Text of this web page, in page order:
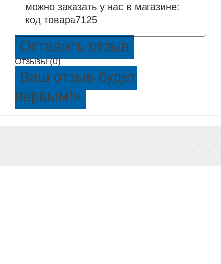
можно заказать у нас в магазине:
код товара7125
Оставить отзыв
Отзывы (0)
Ваш отзыв будет
первым!»